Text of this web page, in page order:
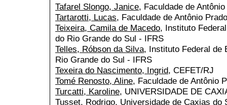
Tafarel Slongo, Janice, Faculdade de
Tartarotti, Lucas, Faculdade de Antônio
Teixeira, Camila de Macedo, Instituto
do Rio Grande do Sul - IFRS
Telles, Róbson da Silva, Instituto Federal de
Rio Grande do Sul - IFRS
Texeira do Nascimento, Ingrid, CEFET/RJ
Tomé Renosto, Aline, Faculdade de Antônio
Turcatti, Karoline, UNIVERSIDADE DE
Tusset, Rodrigo, Universidade de Caxias do